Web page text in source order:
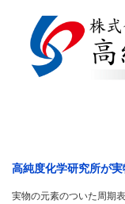
高純度化学研究所が
実物の元素のついた周期